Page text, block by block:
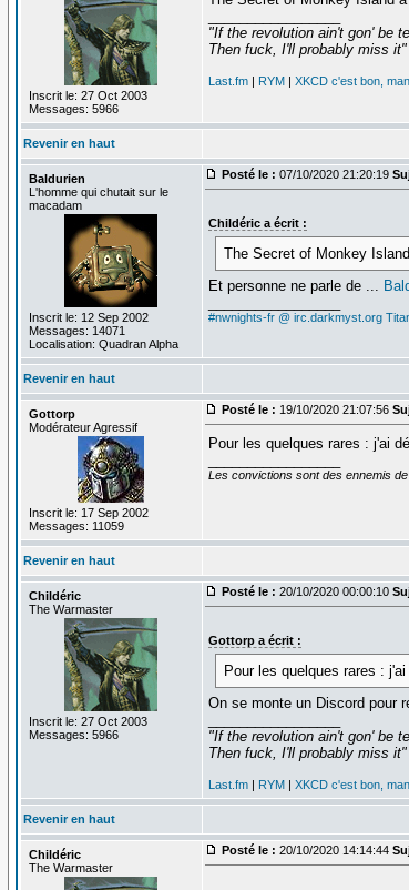
Inscrit le: 27 Oct 2003
Messages: 5966
"If the revolution ain't gon' be
Then fuck, I'll probably miss it"
Last.fm| RYM| XKCD c'est bon,
Revenir en haut
Baldurien
L'homme qui chutait sur le
macadam
Inscrit le: 12 Sep 2002
Messages: 14071
Localisation: Quadran Alpha
Posté le : 07/10/2020 21:20:19
Childéric a écrit :
The Secret of Monkey
Et personne ne parle de ...
#nwnights-fr @ irc.darkmyst.org
Revenir en haut
Gottorp
Modérateur Agressif
Inscrit le: 17 Sep 2002
Messages: 11059
Posté le : 19/10/2020 21:07:56
Pour les quelques rares : j'ai
Les convictions sont des ennemis
Revenir en haut
Childéric
The Warmaster
Inscrit le: 27 Oct 2003
Messages: 5966
Posté le : 20/10/2020 00:00:10
Gottorp a écrit :
Pour les quelques rares :
On se monte un Discord pour
"If the revolution ain't gon' be
Then fuck, I'll probably miss it"
Last.fm| RYM XKCD c'est bon,
Revenir en haut
Childéric
The Warmaster
Posté le : 20/10/2020 14:14:44